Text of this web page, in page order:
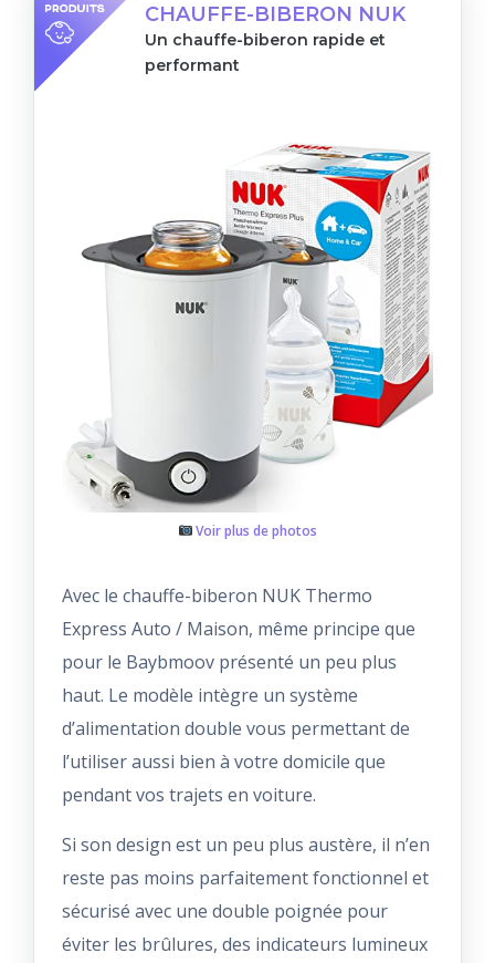
CHAUFFE-BIBERON NUK
Un chauffe-biberon rapide et
performant
Voir plus de photos
Avec le chauffe-biberon NUK Thermo
Express Auto / Maison, même principe que
pour le Baybmoov présenté un peu plus
haut. Le modèle intègre un système
d’alimentation double vous permettant de
l’utiliser aussi bien à votre domicile que
pendant vos trajets en voiture.
Si son design est un peu plus austère, il n’en
reste pas moins parfaitement fonctionnel et
sécurisé avec une double poignée pour
éviter les brûlures, des indicateurs lumineux